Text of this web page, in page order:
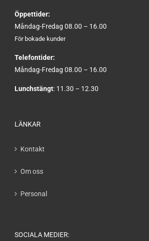
Öppettider:
Måndag-Fredag 08.00 – 16.00
För bokade kunder
Telefontider:
Måndag-Fredag 08.00 – 16.00
Lunchstängt: 11.30 – 12.30
LÄNKAR
Kontakt
Om oss
Personal
SOCIALA MEDIER: